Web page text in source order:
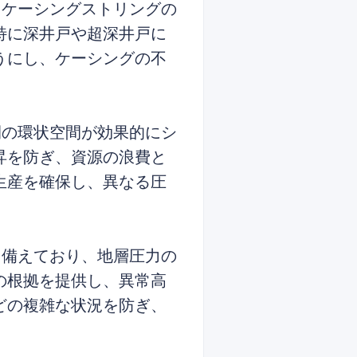
ーシングストリングの
深井戸や超深井戸に
し、ケーシングの不
環状空間が効果的にシ
防ぎ、資源の浪費と
産を確保し、異なる圧
えており、地層圧力の
拠を提供し、異常高
複雑な状況を防ぎ、